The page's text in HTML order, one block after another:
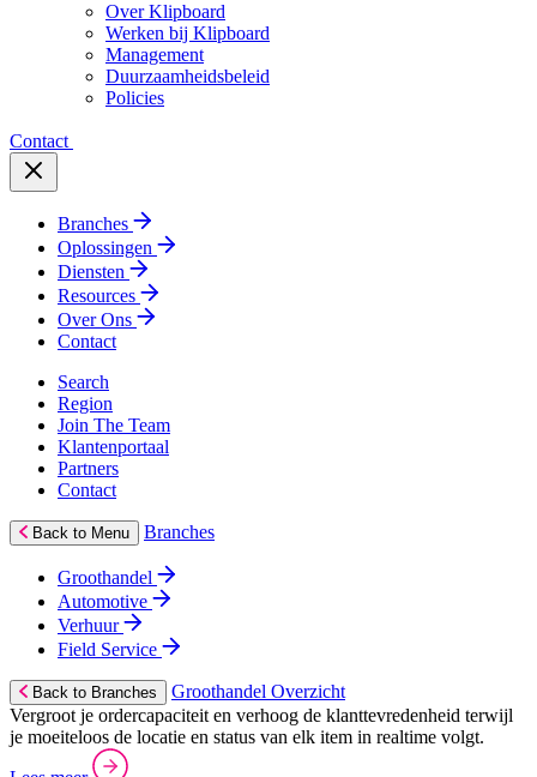
Over Klipboard
Werken bij Klipboard
Management
Duurzaamheidsbeleid
Policies
Contact
Branches
Oplossingen
Diensten
Resources
Over Ons
Contact
Search
Region
Join The Team
Klantenportaal
Partners
Contact
Back to Menu Branches
Groothandel
Automotive
Verhuur
Field Service
Back to Branches
Groothandel Overzicht
Vergroot je ordercapaciteit en verhoog de klanttevredenheid terwijl
je moeiteloos de locatie en status van elk item in realtime volgt.